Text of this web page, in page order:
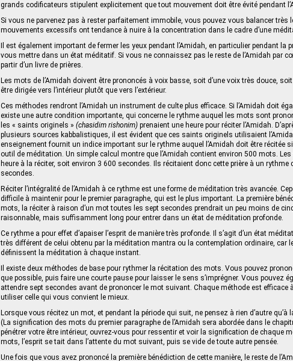
grands codificateurs stipulent explicitement que tout mouvement doit être évité pendant
Si vous ne parvenez pas à rester parfaitement immobile, vous pouvez vous balancer très
mouvements excessifs ont tendance à nuire à la concentration dans le cadre d’une
Il est également important de fermer les yeux pendant l’Amidah, en particulier pendant la
vous mettre dans un état méditatif. Si vous ne connaissez pas le reste de l’Amidah par
partir d’un livre de prières.
Les mots de l’Amidah doivent être prononcés à voix basse, soit d’une voix très douce,
être dirigée vers l’intérieur plutôt que vers l’extérieur.
Ces méthodes rendront l’Amidah un instrument de culte plus efficace. Si l’Amidah doit
existe une autre condition importante, qui concerne le rythme auquel les mots sont
les « saints originels » (chasidim rishonim) prenaient une heure pour réciter l’Amidah.
plusieurs sources kabbalistiques, il est évident que ces saints originels utilisaient
enseignement fournit un indice important sur le rythme auquel l’Amidah doit être récitée
outil de méditation. Un simple calcul montre que l’Amidah contient environ 500 mots.
heure à la réciter, soit environ 3 600 secondes. Ils récitaient donc cette prière à un rythme
secondes.
Réciter l’intégralité de l’Amidah à ce rythme est une forme de méditation très avancée.
difficile à maintenir pour le premier paragraphe, qui est le plus important. La première
mots, la réciter à raison d’un mot toutes les sept secondes prendrait un peu moins de
raisonnable, mais suffisamment long pour entrer dans un état de méditation profonde.
Ce rythme a pour effet d’apaiser l’esprit de manière très profonde. Il s’agit d’un état
très différent de celui obtenu par la méditation mantra ou la contemplation ordinaire, car
définissent la méditation à chaque instant.
Il existe deux méthodes de base pour rythmer la récitation des mots. Vous pouvez
que possible, puis faire une courte pause pour laisser le sens s’imprégner. Vous pouvez
attendre sept secondes avant de prononcer le mot suivant. Chaque méthode est efficace
utiliser celle qui vous convient le mieux.
Lorsque vous récitez un mot, et pendant la période qui suit, ne pensez à rien d’autre
(La signification des mots du premier paragraphe de l’Amidah sera abordée dans le
pénétrer votre être intérieur, ouvrez-vous pour ressentir et voir la signification de chaque
mots, l’esprit se tait dans l’attente du mot suivant, puis se vide de toute autre pensée.
Une fois que vous avez prononcé la première bénédiction de cette manière, le reste de